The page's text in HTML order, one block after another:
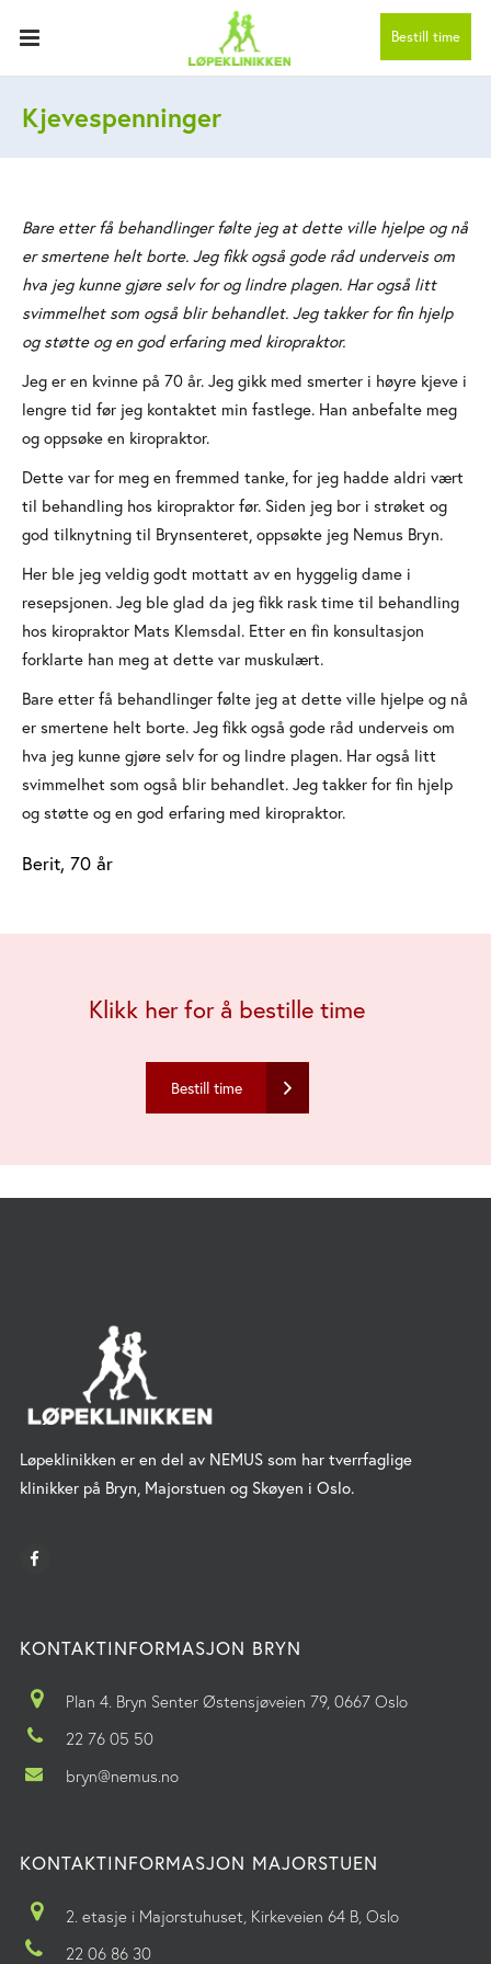
Bestill time
Kjevespenninger
Bare etter få behandlinger følte jeg at dette ville hjelpe og nå
er smertene helt borte. Jeg fikk også gode råd underveis om
hva jeg kunne gjøre selv for og lindre plagen. Har også litt
svimmelhet som også blir behandlet. Jeg takker for fin hjelp
og støtte og en god erfaring med kiropraktor.
Jeg er en kvinne på 70 år. Jeg gikk med smerter i høyre kjeve i
lengre tid før jeg kontaktet min fastlege. Han anbefalte meg
og oppsøke en kiropraktor.
Dette var for meg en fremmed tanke, for jeg hadde aldri vært
til behandling hos kiropraktor før. Siden jeg bor i strøket og
god tilknytning til Bryn­senteret, oppsøkte jeg Nemus Bryn.
Her ble jeg veldig godt mottatt av en hyggelig dame i
resepsjonen. Jeg ble glad da jeg fikk rask time til behandling
hos kiropraktor Mats Klemsdal. Etter en fin konsultasjon
forklarte han meg at dette var muskulært.
Bare etter få behandlinger følte jeg at dette ville hjelpe og nå
er smertene helt borte. Jeg fikk også gode råd underveis om
hva jeg kunne gjøre selv for og lindre plagen. Har også litt
svimmelhet som også blir behandlet. Jeg takker for fin hjelp
og støtte og en god erfaring med kiropraktor.
Berit, 70 år
Klikk her for å bestille time
Bestill time
Løpeklinikken er en del av NEMUS som har tverrfaglige
klinikker på Bryn, Majorstuen og Skøyen i Oslo.
KONTAKTINFORMASJON BRYN
Plan 4. Bryn Senter Østensjøveien 79, 0667 Oslo
22 76 05 50
bryn@nemus.no
KONTAKTINFORMASJON MAJORSTUEN
2. etasje i Majorstuhuset, Kirkeveien 64 B, Oslo
22 06 86 30